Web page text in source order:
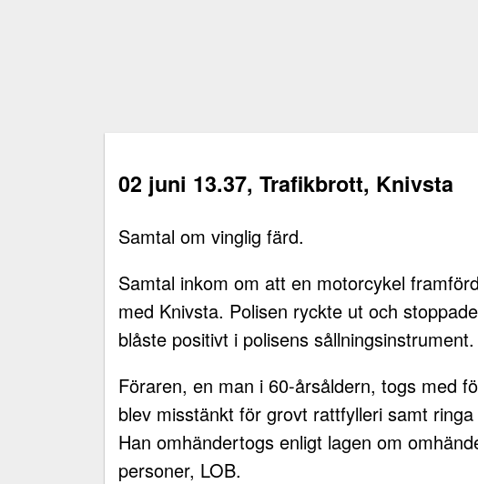
02 juni 13.37, Trafikbrott, Knivsta
Samtal om vinglig färd.
Samtal inkom om att en motorcykel
med Knivsta. Polisen ryckte ut och
blåste positivt i polisens sållningsinstrument.
Föraren, en man i 60-årsåldern, togs med
blev misstänkt för grovt rattfylleri samt
Han omhändertogs enligt lagen om
personer, LOB.